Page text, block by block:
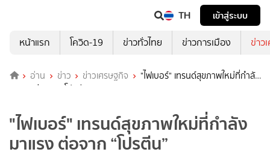
TH
เข้าสู่ระบบ
หน้าแรก
โควิด-19 ข่าวทั่วไทย ข่าวการเมือง ข่าว
อ่าน ข่าว ข่าวเศรษฐกิจ
"ไฟเบอร์" เทรนด์สุขภาพใหม่ที่กำลัง
มาแรง ต่อจาก “โปรตีน”
"ไฟเบอร์" เทรนด์สุขภาพใหม่ที่กำลัง
มาแรง ต่อจาก “โปรตีน”